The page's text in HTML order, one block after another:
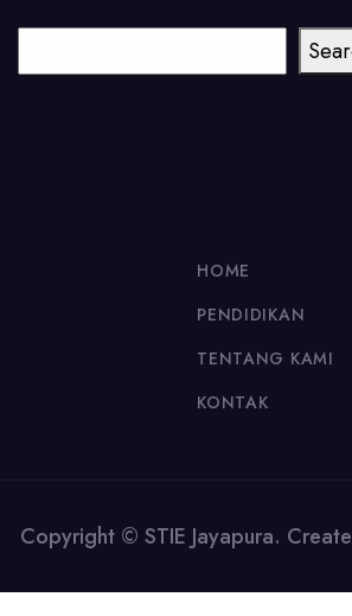
HOME
PENDIDIKAN
TENTANG KAMI
KONTAK
Copyright © STIE Jayapura.